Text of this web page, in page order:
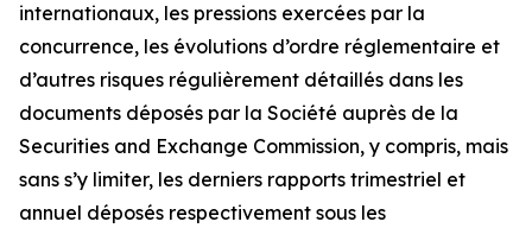
internationaux, les pressions exercées par la
concurrence, les évolutions d’ordre réglementaire et
d’autres risques régulièrement détaillés dans les
documents déposés par la Société auprès de la
Securities and Exchange Commission, y compris, mais
sans s’y limiter, les derniers rapports trimestriel et
annuel déposés respectivement sous les